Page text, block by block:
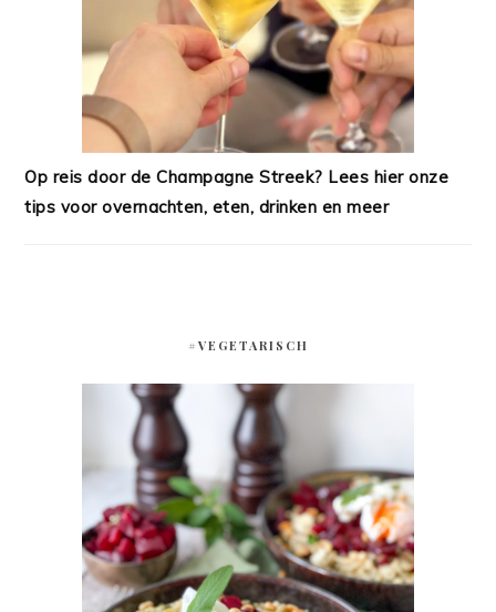
Op reis door de Champagne Streek? Lees hier onze
tips voor overnachten, eten, drinken en meer
#VEGETARISCH